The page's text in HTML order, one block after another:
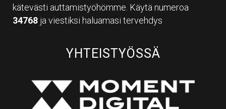
kätevästi auttamistyöhömme. Käytä numeroa
34768 ja viestiksi haluamasi tervehdys
YHTEISTYÖSSÄ